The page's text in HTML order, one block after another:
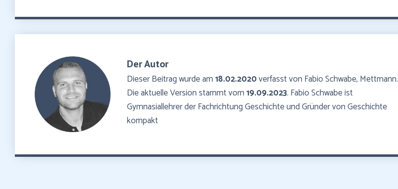
Der Autor
Dieser Beitrag wurde am18.02.2020verfasst von Fabio Schwabe, Mettmann.
Die aktuelle Version stammt vom19.09.2023. Fabio Schwabe ist
Gymnasiallehrer der Fachrichtung Geschichte und Gründer von Geschichte
kompakt